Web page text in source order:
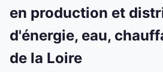
en production et
d'énergie, eau,
de la Loire